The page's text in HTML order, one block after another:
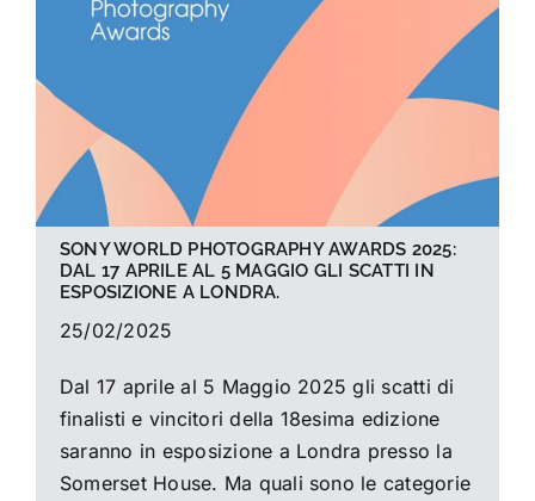
La foto del mese
Guide
Cerca
per:
SONY WORLD PHOTOGRAPHY AWARDS 2025:
DAL 17 APRILE AL 5 MAGGIO GLI SCATTI IN
ESPOSIZIONE A LONDRA.
25/02/2025
Dal 17 aprile al 5 Maggio 2025 gli scatti di
finalisti e vincitori della 18esima edizione
saranno in esposizione a Londra presso la
Somerset House. Ma quali sono le categorie